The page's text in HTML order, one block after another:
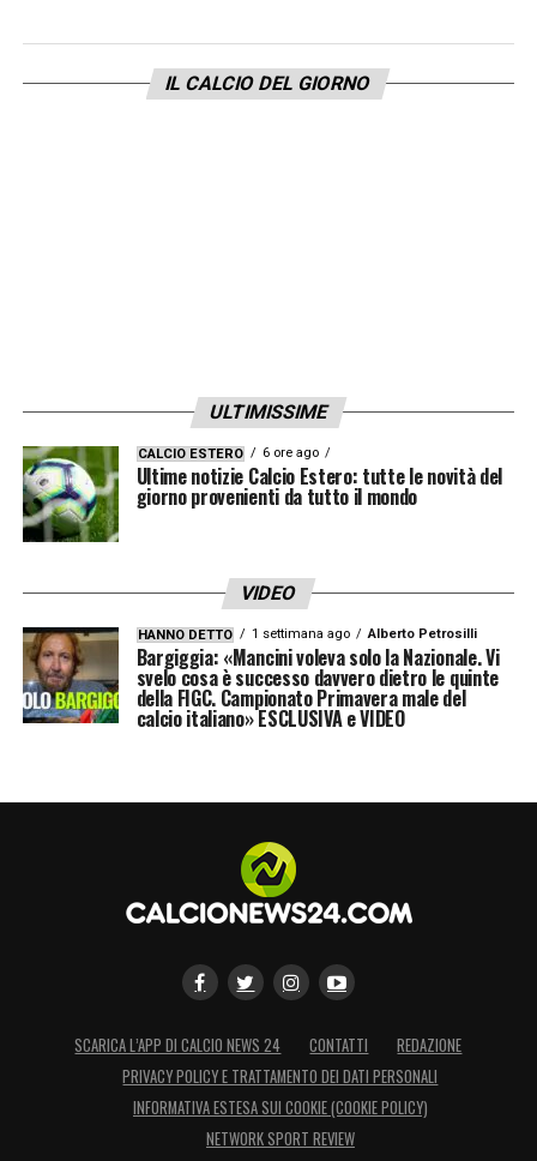
professionalità ci stanno facendo gestire le
stimoli si creano da soli ed è un bel premio
che ci siamo fatti».
LA PLAYLIST DELLE NOSTRE TOP NEWS
IL CALCIO DEL GIORNO
ULTIMISSIME
CALCIO ESTERO 6 ore ago
Ultime notizie Calcio Estero: tutte le novità del
giorno provenienti da tutto il mondo
VIDEO
HANNO DETTO 1 settimana ago Alberto Petrosilli
Bargiggia: «Mancini voleva solo la Nazionale. Vi
svelo cosa è successo davvero dietro le quinte
della FIGC. Campionato Primavera male del
calcio italiano» ESCLUSIVA e VIDEO
SCARICA L’APP DI CALCIO NEWS 24 CONTATTI
REDAZIONE
PRIVACY POLICY E TRATTAMENTO DEI DATI PERSONALI
INFORMATIVA ESTESA SUI COOKIE (COOKIE POLICY)
NETWORK SPORT REVIEW